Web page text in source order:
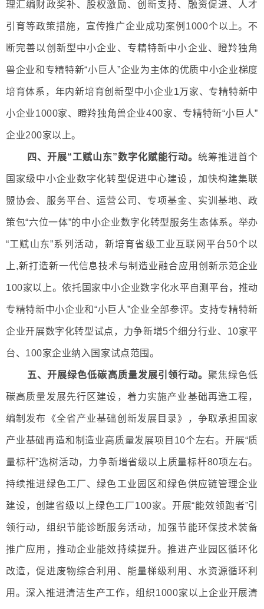
理汇编财政奖补、股权激励、创新支持、融资促进、人才
引育等政策措施，宣传推广企业成功案例1000个以上。不
断完善以创新型中小企业、专精特新中小企业、瞪羚独角
兽企业和专精特新“小巨人”企业为主体的优质中小企业梯度
培育体系，年内新培育创新型中小企业1万家、专精特新中
小企业1000家、瞪羚独角兽企业400家、专精特新“小巨人”
企业200家以上。
四、开展“工赋山东”数字化赋能行动。统筹推进首个
国家级中小企业数字化转型促进中心建设，加快构建集联
盟协会、服务平台、运营公司、专项基金、实训基地、政
策包“六位一体”的中小企业数字化转型服务生态体系。举办
“工赋山东”系列活动，新培育省级工业互联网平台50个以
上,新打造新一代信息技术与制造业融合应用创新示范企业
100家以上。依托国家中小企业数字化水平自测平台，推动
专精特新中小企业和“小巨人”企业全部参评。支持专精特新
企业开展数字化转型试点，力争新增5个细分行业、10家平
台、100家企业纳入国家试点范围。
五、开展绿色低碳高质量发展引领行动。聚焦绿色低
碳高质量发展先行区建设，着力实施产业基础再造工程，
编制发布《全省产业基础创新发展目录》，争取承担国家
产业基础再造和制造业高质量发展项目10个左右。开展“质
量标杆”选树活动，力争新增省级以上质量标杆80项左右。
持续推进绿色工厂、绿色工业园区和绿色供应链管理企业
建设，创建省级以上绿色工厂100家。开展“能效领跑者”引
领行动，组织节能诊断服务活动，加强节能环保技术装备
推广应用，推动企业能效持续提升。推进产业园区循环化
改造，促进废物综合利用、能量梯级利用、水资源循环利
用。深入推进清洁生产工作，组织1000家以上企业开展清